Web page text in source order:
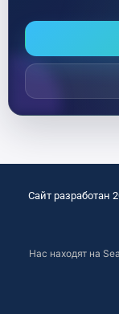
Сайт разработан
Нас находят на